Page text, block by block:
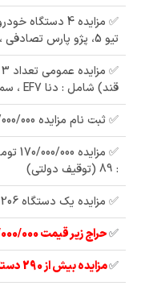
✅ مزایده 4
تیو 5، پژو پارس تصادفی ، پژو تیپ xuv
قند) شامل : دنا EF7 ، سمند سورن EF7
✅ ثبت نام مزایده 270/000/000 تومانی پراید مدل : 91
: 89 (توقیف دولتی)
✅ مزایده یک دستگاه 206 رنگ : سفید مدل : 88
✅حراج زیر قیمت 320/000/000 تومانی تیبا 2 مدل 97
✅مزایده بیش از 290 دستگاه انواع ماشین آلات
مزایده وانت
: سفید مدل : 85
: نوک